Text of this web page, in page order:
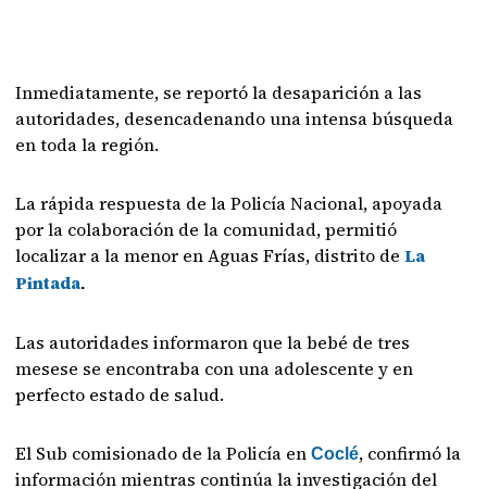
Inmediatamente, se reportó la desaparición a las
autoridades, desencadenando una intensa búsqueda
en toda la región.
La rápida respuesta de la Policía Nacional, apoyada
por la colaboración de la comunidad, permitió
localizar a la menor en Aguas Frías, distrito de La
Pintada.
Las autoridades informaron que la bebé de tres
mesese se encontraba con una adolescente y en
perfecto estado de salud.
El Sub comisionado de la Policía enCoclé, confirmó la
información mientras continúa la investigación del